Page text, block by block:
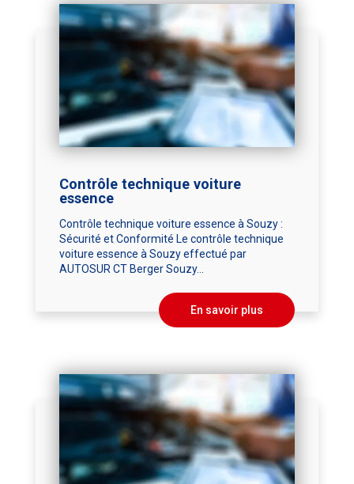
Contrôle technique voiture
essence
Contrôle technique voiture essence à Souzy :
Sécurité et Conformité Le contrôle technique
voiture essence à Souzy effectué par
AUTOSUR CT Berger Souzy...
En savoir plus